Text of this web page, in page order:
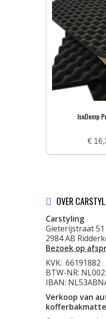
IsoDemp
€
OVER
Carstyling
Gieterijstraat 51
2984 AB
Bezoek op
KVK: 66191882
BTW-NR:
IBAN:
Verkoop van